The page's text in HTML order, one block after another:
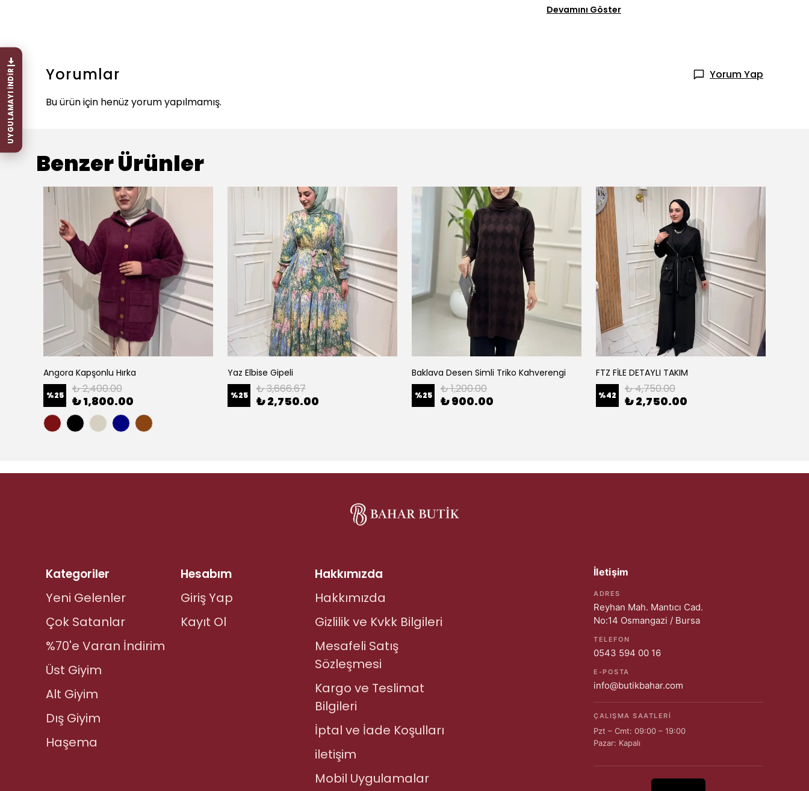
UYGULAMAYI İNDİR
Devamını Göster
Yorumlar
Yorum Yap
Bu ürün için henüz yorum yapılmamış.
Benzer Ürünler
Angora Kapşonlu Hırka
%25 ₺ 2,400.00
₺ 1,800.00
Yaz Elbise Gipeli
%25 ₺ 3,666.67
₺ 2,750.00
Baklava Desen Simli Triko Kahverengi
%25 ₺ 1,200.00
₺ 900.00
FTZ FİLE DETAYLI TAKIM
%42 ₺ 4,750.00
₺ 2,750.00
Kategoriler
Yeni Gelenler
Çok Satanlar
%70'e Varan İndirim
Üst Giyim
Alt Giyim
Dış Giyim
Haşema
Hesabım
Giriş Yap
Kayıt Ol
Hakkımızda
Hakkımızda
Gizlilik ve Kvkk Bilgileri
Mesafeli Satış
Sözleşmesi
Kargo ve Teslimat
Bilgileri
İptal ve İade Koşulları
iletişim
Mobil Uygulamalar
İletişim
ADRES
Reyhan Mah. Mantıcı Cad.
No:14 Osmangazi / Bursa
TELEFON
0543 594 00 16
E-POSTA
info@butikbahar.com
ÇALIŞMA SAATLERI
Pzt – Cmt: 09:00 – 19:00
Pazar: Kapalı